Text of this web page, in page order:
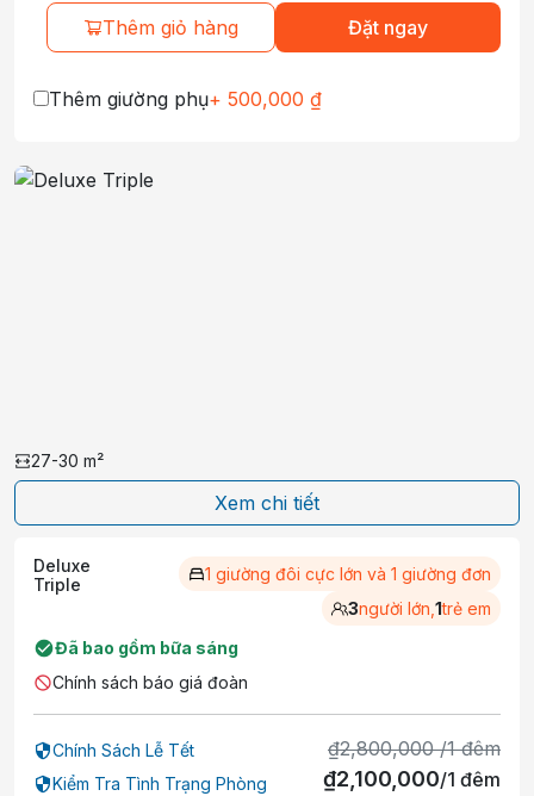
Thêm giỏ hàng Đặt ngay
Thêm giường phụ+ 500,000 ₫
27-30 m²
Xem chi tiết
Deluxe
Triple
1 giường đôi cực lớn và 1 giường đơn
3người lớn, 1trẻ em
Đã bao gồm bữa sáng
Chính sách báo giá đoàn
Chính Sách Lễ Tết
Kiểm Tra Tình Trạng Phòng
₫2,800,000 /1 đêm
₫2,100,000/1 đêm